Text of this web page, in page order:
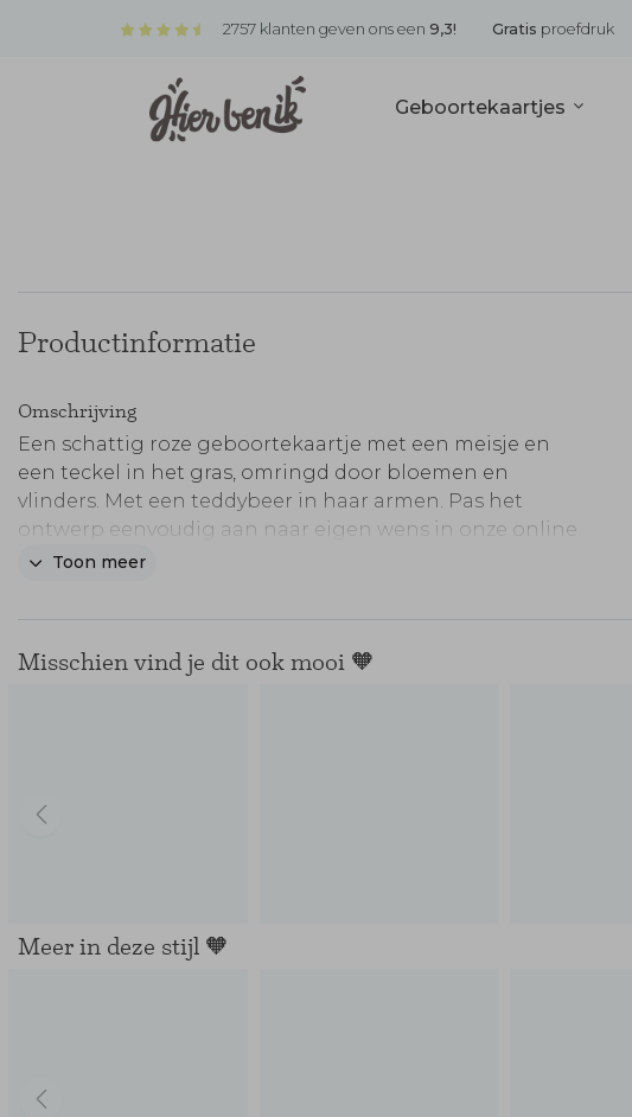
2757 klanten geven ons een 9,3! Gratis proefdruk
Geboortekaartjes
Productinformatie
Omschrijving
Een schattig roze geboortekaartje met een meisje en
een teckel in het gras, omringd door bloemen en
vlinders. Met een teddybeer in haar armen. Pas het
ontwerp eenvoudig aan naar eigen wens in onze online
editor. Uit de speciale huisdieren collectie 'Thuis is met
Toon meer
Misschien vind je dit ook mooi 🧡
Meer in deze stijl 🧡